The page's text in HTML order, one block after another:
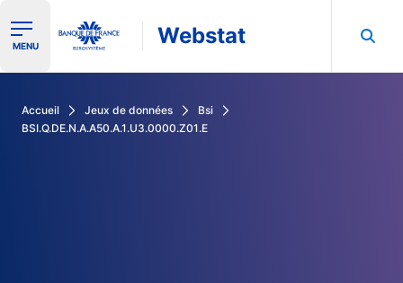
Ouvrir le menu de navigation
MENU Webstat
Accueil Jeux de données
Bsi
BSI.Q.DE.N.A.A50.A.1.U3.0000.Z01.E